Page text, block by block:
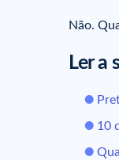
Não.
Ler a
10